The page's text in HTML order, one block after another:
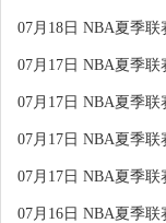
07月18日 NBA夏季
07月17日 NBA夏季
07月17日 NBA夏季
07月17日 NBA夏季
07月17日 NBA夏季
07月16日 NBA夏季